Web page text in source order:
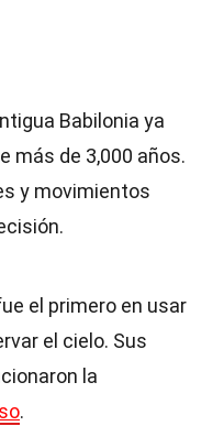
Babilonia ya
más de 3,000 años.
y movimientos
el primero en usar
el cielo. Sus
la
.